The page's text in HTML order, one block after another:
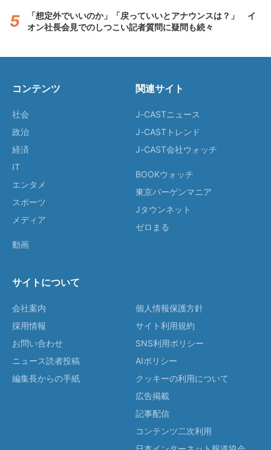
「想定外でいいのか」「戻っていいとアナウンスは？」 イ
オン社長会見でのしつこい記者質問に疑問も続々
コンテンツ
社会
政治
経済
IT
エンタメ
スポーツ
メディア
動画
関連サイト
J-CASTニュース
J-CASTトレンド
J-CAST会社ウォッチ
BOOKウォッチ
東京バーゲンマニア
Jタウンネット
ゼロまる
サイトについて
会社案内
採用情報
お問い合わせ
ニュース読者投稿
編集長からの手紙
個人情報保護方針
サイト利用規約
SNS利用ポリシー
AIポリシー
クッキーの利用について
広告掲載
記事配信
コンテンツ二次利用